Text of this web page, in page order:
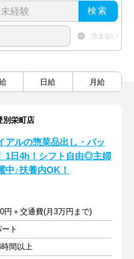
検索
含まない
日給 月給
栄町店
アルの惣菜品出し・パッ
1日4h！シフト自由◎主婦
中♪扶養内OK！
円＋交通費(月3万円まで)
ト
間以上